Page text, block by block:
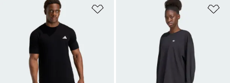
Dodaj do listy życzeń